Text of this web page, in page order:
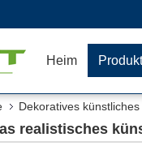
Heim
Dekoratives
realistisches